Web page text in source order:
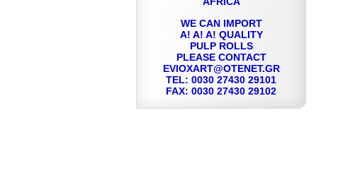
WE CAN IMPORT
A! A! A! QUALITY
PULP ROLLS
PLEASE CONTACT
EVIOXART@OTENET.GR
TEL: 0030 27430 29101
FAX: 0030 27430 29102